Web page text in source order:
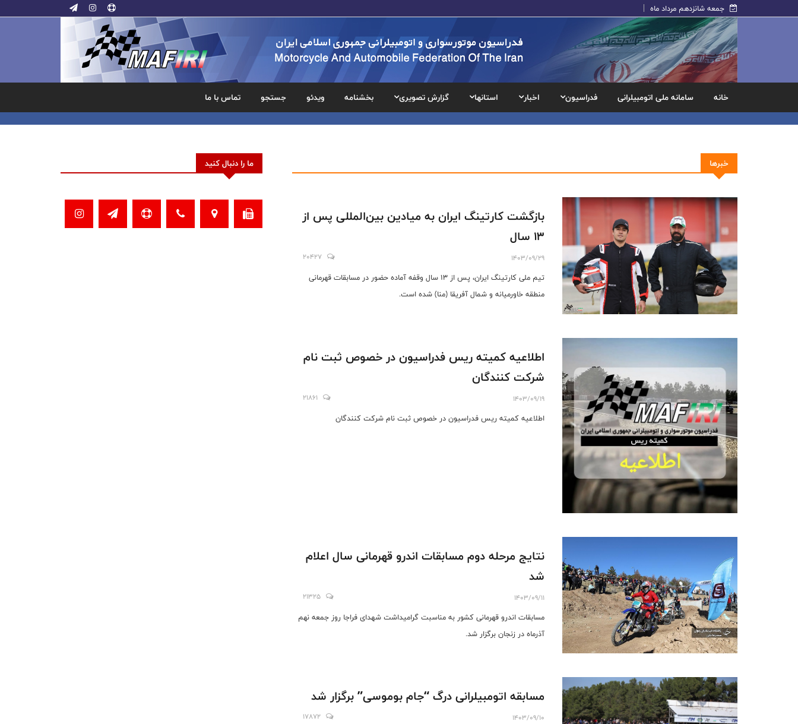
جمعه شانزدهم مرداد ماه
خانه سامانه ملی اتومبیلرانی فدراسیون اخبار استانها گزارش تصویری بخشنامه ویدئو جستجو تماس با ما
خبرها
بازگشت کارتینگ ایران به میادین بین‌المللی پس از
۱۳ سال
1403/09/29
20427
تیم ملی کارتینگ ایران، پس از ۱۳ سال وقفه آماده حضور در مسابقات قهرمانی
منطقه خاورمیانه و شمال آفریقا (منا) شده است.
اطلاعیه کمیته ریس فدراسیون در خصوص ثبت نام
شرکت کنندگان
1403/09/19
21861
اطلاعیه کمیته ریس فدراسیون در خصوص ثبت نام شرکت کنندگان
نتایج مرحله دوم مسابقات اندرو قهرمانی سال اعلام
شد
1403/09/11
21325
مسابقات اندرو قهرمانی کشور به مناسبت گرامیداشت شهدای فراجا روز جمعه نهم
آذرماه در زنجان برگزار شد.
مسابقه اتومبیلرانی درگ “جام بوموسی” برگزار شد
1403/09/10
17872
ما را دنبال کنید